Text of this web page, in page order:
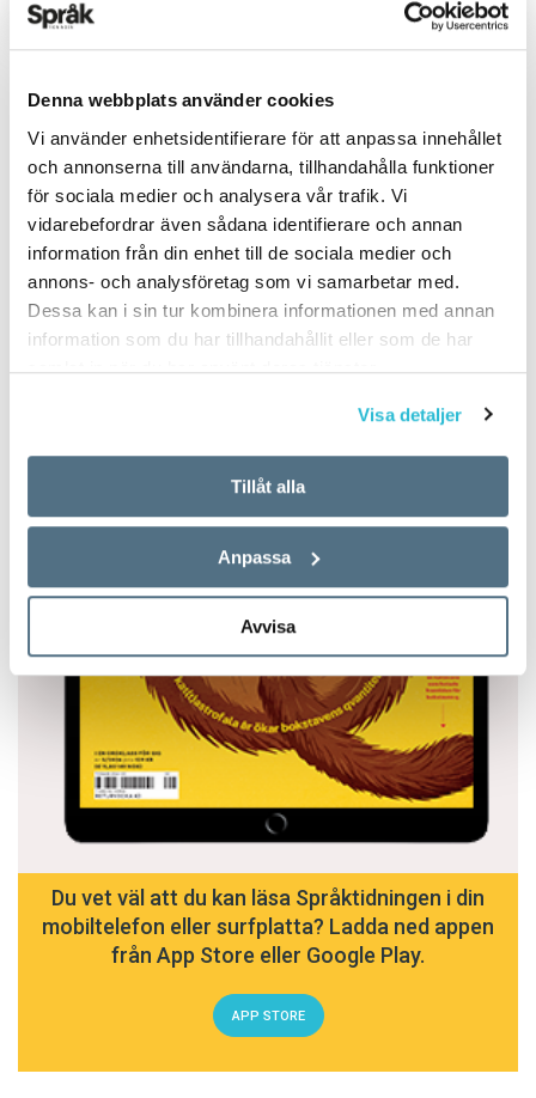
Denna webbplats använder cookies
Vi använder enhetsidentifierare för att anpassa innehållet
och annonserna till användarna, tillhandahålla funktioner
för sociala medier och analysera vår trafik. Vi
vidarebefordrar även sådana identifierare och annan
information från din enhet till de sociala medier och
annons- och analysföretag som vi samarbetar med.
Dessa kan i sin tur kombinera informationen med annan
information som du har tillhandahållit eller som de har
samlat in när du har använt deras tjänster.
Visa detaljer
Tillåt alla
Anpassa
Avvisa
PUBLICERAD 2024-02-22
Du vet väl att du kan läsa Språktidningen i din
mobiltelefon eller surfplatta? Ladda ned appen
från App Store eller Google Play.
APP STORE